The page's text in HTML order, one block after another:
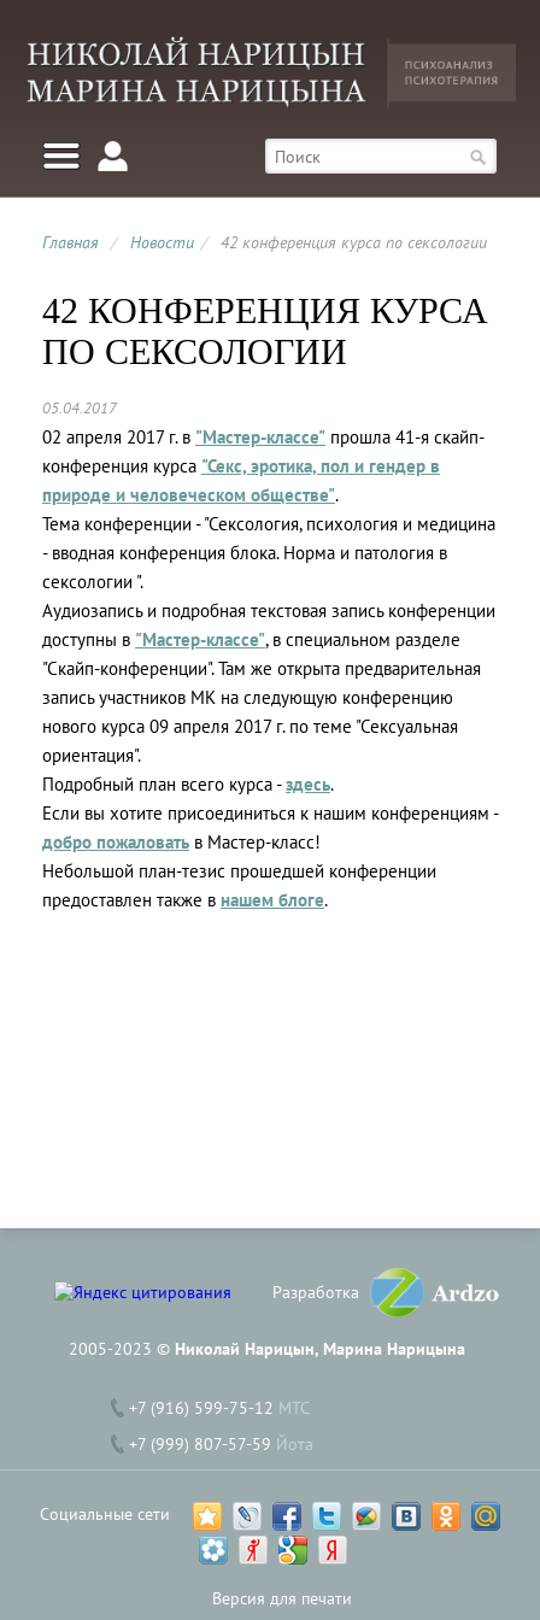
Главная / Новости / 42 конференция курса по сексологии
42 КОНФЕРЕНЦИЯ КУРСА
ПО СЕКСОЛОГИИ
05.04.2017
02 апреля 2017 г. в "Мастер-классе" прошла 41-я скайп-
конференция курса "Секс, эротика, пол и гендер в
природе и человеческом обществе".
Тема конференции - "Сексология, психология и медицина
- вводная конференция блока. Норма и патология в
сексологии ".
Аудиозапись и подробная текстовая запись конференции
доступны в "Мастер-классе", в специальном разделе
"Скайп-конференции". Там же открыта предварительная
запись участников МК на следующую конференцию
нового курса 09 апреля 2017 г. по теме "Сексуальная
ориентация".
Подробный план всего курса -здесь.
Если вы хотите присоединиться к нашим конференциям -
добро пожаловать в Мастер-класс!
Небольшой план-тезис прошедшей конференции
предоставлен также в нашем блоге.
Разработка
2005-2023 © Николай Нарицын, Марина Нарицына
+7 (916) 599-75-12 МТС
+7 (999) 807-57-59 Йота
Социальные сети
Версия для печати